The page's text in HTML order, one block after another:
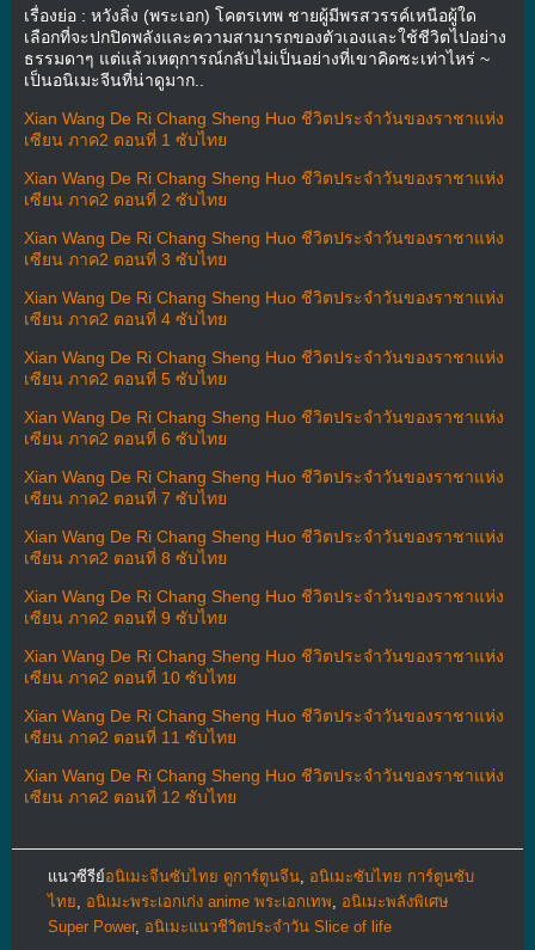
เรื่องย่อ : หวังลิ่ง (พระเอก) โคตรเทพ ชายผู้มีพรสวรรค์เหนือผู้ใด
เลือกที่จะปกปิดพลังและความสามารถของตัวเองและใช้ชีวิตไปอย่าง
ธรรมดาๆ แต่แล้วเหตุการณ์กลับไม่เป็นอย่างที่เขาคิดซะเท่าไหร่ ~
เป็นอนิเมะจีนที่น่าดูมาก..
Xian Wang De Ri Chang Sheng Huo ชีวิตประจำวันของราชาแห่ง
เซียน ภาค2 ตอนที่ 1 ซับไทย
Xian Wang De Ri Chang Sheng Huo ชีวิตประจำวันของราชาแห่ง
เซียน ภาค2 ตอนที่ 2 ซับไทย
Xian Wang De Ri Chang Sheng Huo ชีวิตประจำวันของราชาแห่ง
เซียน ภาค2 ตอนที่ 3 ซับไทย
Xian Wang De Ri Chang Sheng Huo ชีวิตประจำวันของราชาแห่ง
เซียน ภาค2 ตอนที่ 4 ซับไทย
Xian Wang De Ri Chang Sheng Huo ชีวิตประจำวันของราชาแห่ง
เซียน ภาค2 ตอนที่ 5 ซับไทย
Xian Wang De Ri Chang Sheng Huo ชีวิตประจำวันของราชาแห่ง
เซียน ภาค2 ตอนที่ 6 ซับไทย
Xian Wang De Ri Chang Sheng Huo ชีวิตประจำวันของราชาแห่ง
เซียน ภาค2 ตอนที่ 7 ซับไทย
Xian Wang De Ri Chang Sheng Huo ชีวิตประจำวันของราชาแห่ง
เซียน ภาค2 ตอนที่ 8 ซับไทย
Xian Wang De Ri Chang Sheng Huo ชีวิตประจำวันของราชาแห่ง
เซียน ภาค2 ตอนที่ 9 ซับไทย
Xian Wang De Ri Chang Sheng Huo ชีวิตประจำวันของราชาแห่ง
เซียน ภาค2 ตอนที่ 10 ซับไทย
Xian Wang De Ri Chang Sheng Huo ชีวิตประจำวันของราชาแห่ง
เซียน ภาค2 ตอนที่ 11 ซับไทย
Xian Wang De Ri Chang Sheng Huo ชีวิตประจำวันของราชาแห่ง
เซียน ภาค2 ตอนที่ 12 ซับไทย
แนวซีรีย์อนิเมะจีนซับไทย ดูการ์ตูนจีน, อนิเมะซับไทย การ์ตูนซับ
ไทย
อนิเมะพระเอกเก่ง anime พระเอกเทพ
อนิเมะพลังพิเศษ
Super Power, อนิเมะแนวชีวิตประจําวัน Slice of life